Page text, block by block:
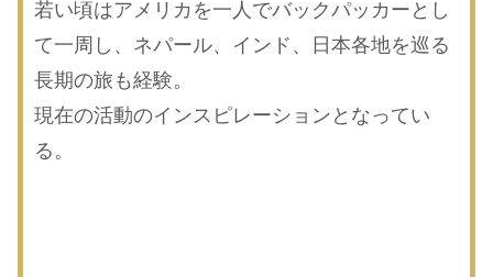
若い頃はアメリカを一人でバックパッカーとし
て一周し、ネパール、インド、日本各地を巡る
長期の旅も経験。
現在の活動のインスピレーションとなってい
る。